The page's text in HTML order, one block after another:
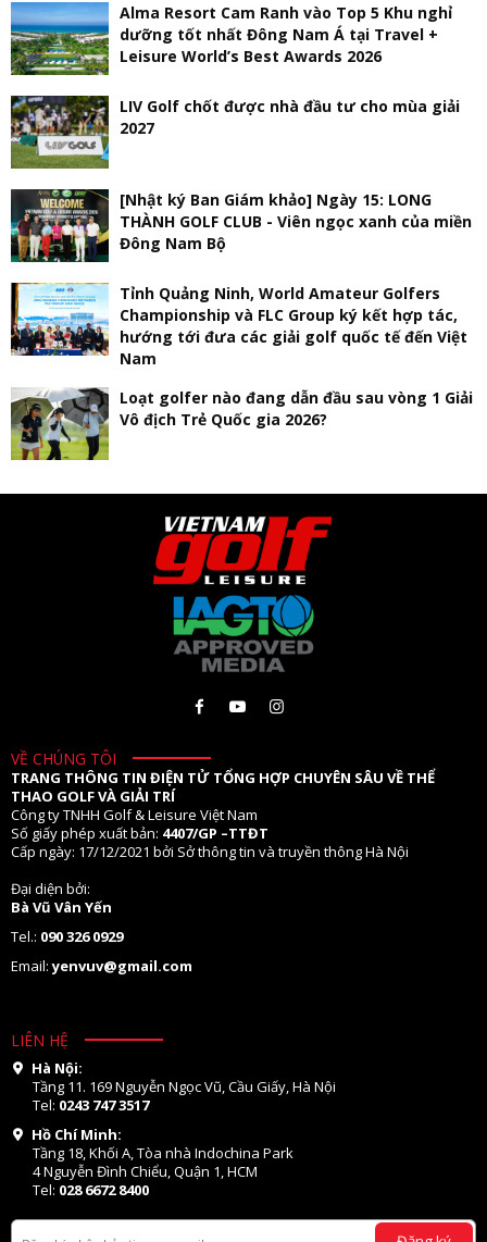
Alma Resort Cam Ranh vào Top 5 Khu nghỉ
dưỡng tốt nhất Đông Nam Á tại Travel +
Leisure World’s Best Awards 2026
LIV Golf chốt được nhà đầu tư cho mùa giải
2027
[Nhật ký Ban Giám khảo] Ngày 15: LONG
THÀNH GOLF CLUB - Viên ngọc xanh của miền
Đông Nam Bộ
Tỉnh Quảng Ninh, World Amateur Golfers
Championship và FLC Group ký kết hợp tác,
hướng tới đưa các giải golf quốc tế đến Việt
Nam
Loạt golfer nào đang dẫn đầu sau vòng 1 Giải
Vô địch Trẻ Quốc gia 2026?
VỀ CHÚNG TÔI
TRANG THÔNG TIN ĐIỆN TỬ TỔNG HỢP CHUYÊN SÂU VỀ THỂ
THAO GOLF VÀ GIẢI TRÍ
Công ty TNHH Golf & Leisure Việt Nam
Số giấy phép xuất bản: 4407/GP –TTĐT
Cấp ngày: 17/12/2021 bởi Sở thông tin và truyền thông Hà Nội
Đại diện bởi:
Bà Vũ Vân Yến
Tel.: 090 326 0929
Email:yenvuv@gmail.com
LIÊN HỆ
Hà Nội:
Tầng 11. 169 Nguyễn Ngọc Vũ, Cầu Giấy, Hà Nội
Tel: 0243 747 3517
Hồ Chí Minh:
Tầng 18, Khối A, Tòa nhà Indochina Park
4 Nguyễn Đình Chiểu, Quận 1, HCM
Tel: 028 6672 8400